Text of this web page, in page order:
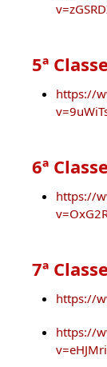
5ª Classe
https://
6ª Classe
https://
7ª Classe
https://
https://